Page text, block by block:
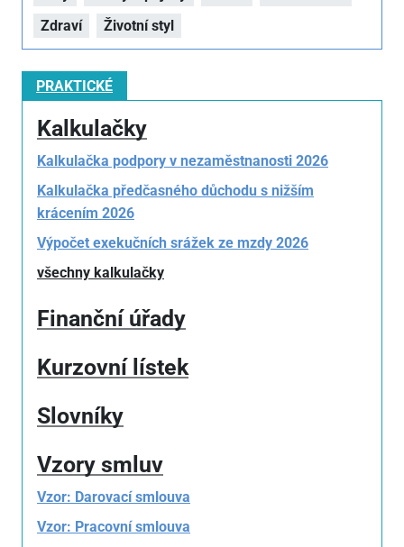
Zdraví
Životní styl
PRAKTICKÉ
Kalkulačky
Kalkulačka podpory v nezaměstnanosti 2026
Kalkulačka předčasného důchodu s nižším
krácením 2026
Výpočet exekučních srážek ze mzdy 2026
všechny kalkulačky
Finanční úřady
Kurzovní lístek
Slovníky
Vzory smluv
Vzor: Darovací smlouva
Vzor: Pracovní smlouva